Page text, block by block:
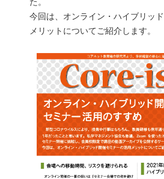
今回は、オンライン・ハイブリッ
メリットについてご紹介します。